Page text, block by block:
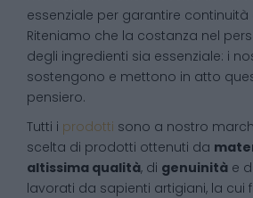
essenziale per garantire continuità
Riteniamo che la costanza nel
degli ingredienti sia essenziale: i
sostengono e mettono in atto
pensiero.
Tutti i prodotti sono a nostro
scelta di prodotti ottenuti da
altissima qualità, di genuinità e
lavorati da sapienti artigiani, la cui